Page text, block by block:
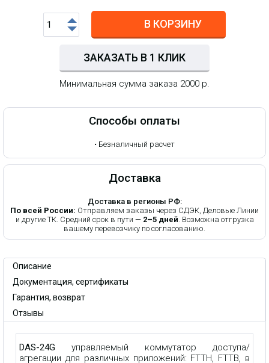
В КОРЗИНУ
ЗАКАЗАТЬ В 1 КЛИК
Минимальная сумма заказа 2000 р.
Способы оплаты
• Безналичный расчет
Доставка
Доставка в регионы РФ:
По всей России: Отправляем заказы через СДЭК, Деловые Линии
и другие ТК. Средний срок в пути — 2–5 дней. Возможна отгрузка
вашему перевозчику по согласованию.
Описание
Документация, сертификаты
Гарантия, возврат
Отзывы
DAS-24G
управляемый коммутатор доступа/
агрегации для различных приложений: FTTH, FTTB, в